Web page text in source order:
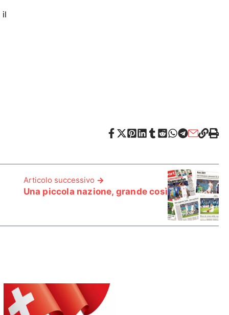
il
Articolo successivo
Una piccola nazione, grande così